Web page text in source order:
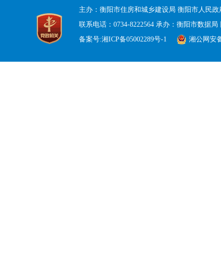
主办：衡阳市住房和城乡建设局 衡阳市人民
联系电话：0734-8222564 承办：衡阳市数据
备案号:湘ICP备05002289号-1
湘公网安